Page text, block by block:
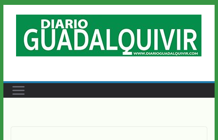
contenido